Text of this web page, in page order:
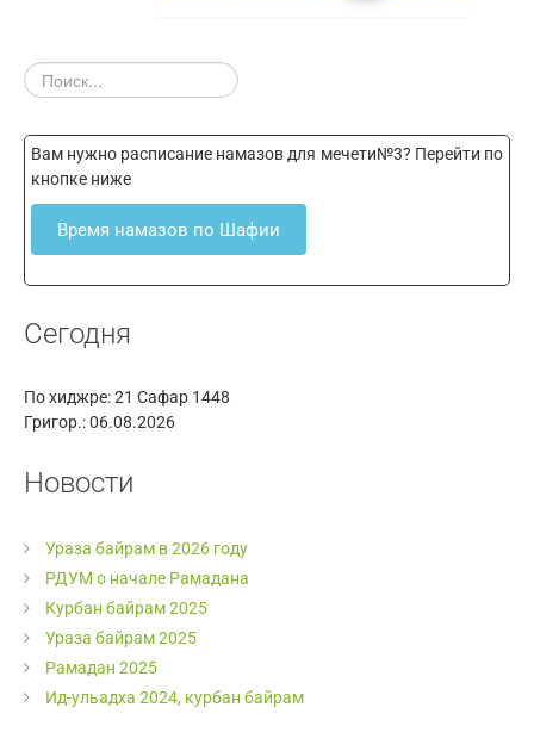
Вам нужно расписание намазов для мечети№3? Перейти по
кнопке ниже
Время намазов по Шафии
Сегодня
По хиджре:21 Сафар 1448
Григор.:06.08.2026
Новости
Ураза байрам в 2026 году
РДУМ о начале Рамадана
Курбан байрам 2025
Ураза байрам 2025
Рамадан 2025
Ид-ульадха 2024, курбан байрам